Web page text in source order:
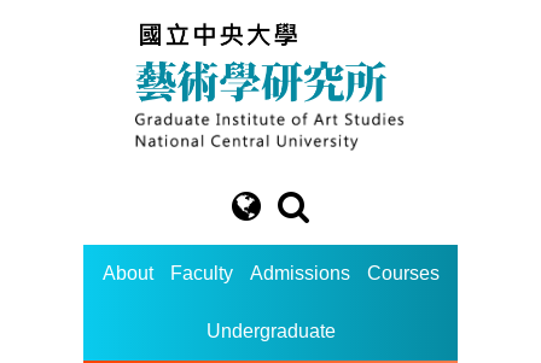
About Faculty Admissions Courses
Undergraduate